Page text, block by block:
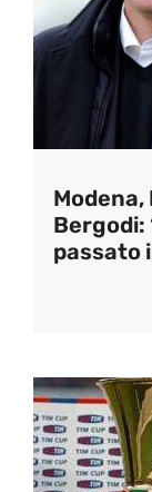
Modena,
Bergodi:
passato